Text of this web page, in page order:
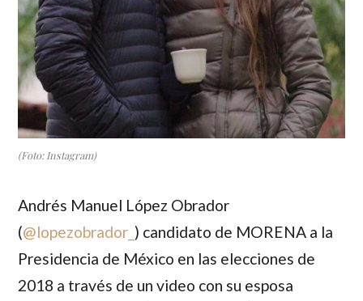
(Foto: Instagram)
Andrés Manuel López Obrador
(@lopezobrador_ ) candidato de MORENA a la
Presidencia de México en las elecciones de
2018 a través de un video con su esposa